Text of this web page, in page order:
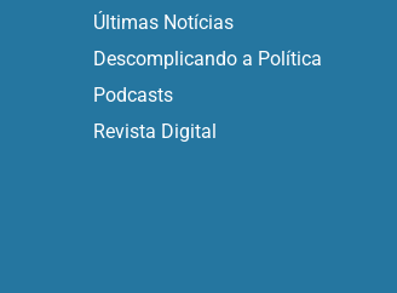
Últimas Notícias
Descomplicando a Política
Podcasts
Revista Digital